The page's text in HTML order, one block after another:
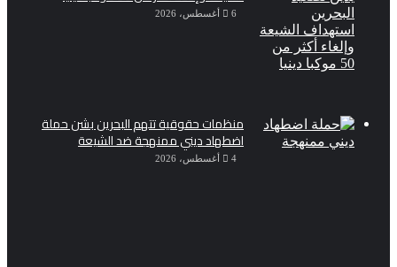
6 أغسطس، 2026
منظمات حقوقية تتهم البحرين بشن حملة
اضطهاد ديني ممنهجة ضد الشيعة
4 أغسطس، 2026